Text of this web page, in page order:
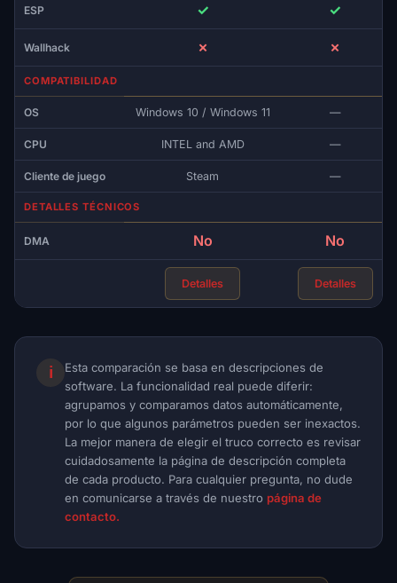
ESP ✓ ✓
Wallhack ✗ ✗
COMPATIBILIDAD
OS Windows 10 / Windows 11 —
CPU INTEL and AMD —
Cliente de juego Steam —
DETALLES TÉCNICOS
DMA No No
Detalles Detalles
ℹ
Esta comparación se basa en descripciones de
software. La funcionalidad real puede diferir:
agrupamos y comparamos datos automáticamente,
por lo que algunos parámetros pueden ser inexactos.
La mejor manera de elegir el truco correcto es revisar
cuidadosamente la página de descripción completa
de cada producto. Para cualquier pregunta, no dude
en comunicarse a través de nuestro página de
contacto.